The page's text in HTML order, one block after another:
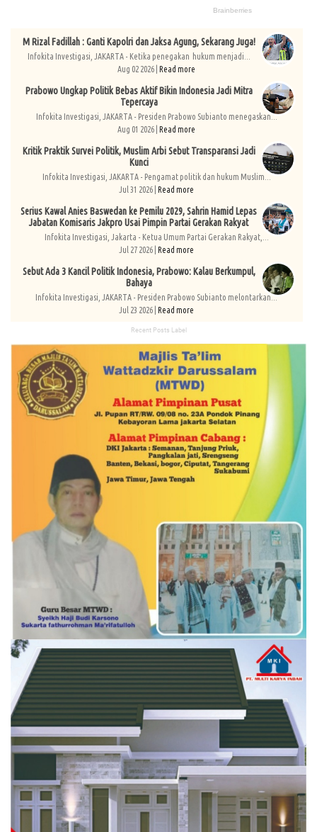
M Rizal Fadillah : Ganti Kapolri dan Jaksa Agung, Sekarang Juga!
Infokita Investigasi, JAKARTA - Ketika penegakan hukum menjadi...
Aug 02 2026 | Read more
Prabowo Ungkap Politik Bebas Aktif Bikin Indonesia Jadi Mitra
Tepercaya
Infokita Investigasi, JAKARTA - Presiden Prabowo Subianto menegaskan...
Aug 01 2026 | Read more
Kritik Praktik Survei Politik, Muslim Arbi Sebut Transparansi Jadi
Kunci
Infokita Investigasi, JAKARTA - Pengamat politik dan hukum Muslim...
Jul 31 2026 | Read more
Serius Kawal Anies Baswedan ke Pemilu 2029, Sahrin Hamid Lepas
Jabatan Komisaris Jakpro Usai Pimpin Partai Gerakan Rakyat
Infokita Investigasi, Jakarta - Ketua Umum Partai Gerakan Rakyat,...
Jul 27 2026 | Read more
Sebut Ada 3 Kancil Politik Indonesia, Prabowo: Kalau Berkumpul,
Bahaya
Infokita Investigasi, JAKARTA - Presiden Prabowo Subianto melontarkan...
Jul 23 2026 | Read more
Recent Posts Label